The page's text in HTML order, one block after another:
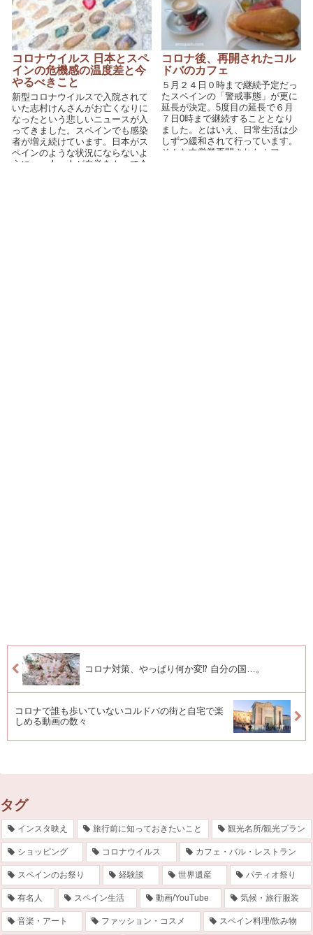
コロナウイルス 日本とスペ
インの危機感の温度差と今
やるべきこと
新型コロナウイルスで入院されて
いた志村けんさんがお亡くなりに
なったという悲しいニュースが入
ってきました。スペインでも感染
者が増え続けています。日本がス
ペインのような状況にならないよ
うに、一人一人が自覚をもって今
コロナ後、再開されたコル
ドバのカフェ
５月２４日０時まで継続予定だっ
たスペインの「警戒事態」が更に
延長が決定。5度目の延長で６月
７日0時まで継続することとなり
ました。とはいえ、日常生活は少
しずつ緩和されて行っています。
そんな中営業再開されたカフェ。
コロナ対策、やっぱり何か変⁉ 自分の国…。
コロナで誰も歩いていないコルドバの街と自宅で楽
しめる動画の数々
タグ
インスタ映え 旅行前に知っておきたいこと 観光名所/観光プラン
ショッピング コロナウイルス カフェ・バル・レストラン
スペインのお祭り 経験談 世界遺産 パティオ祭り
有名人 スペイン生活 動画/YouTube 気候・旅行服装
音楽・アート ファッション・コスメ スペイン料理/飲み物